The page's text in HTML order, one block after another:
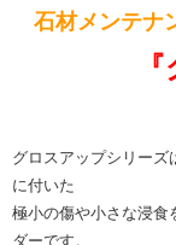
石材メンテナ
『
グロスアップシリーズ
に付いた
極小の傷や小さな浸食
ダーです。